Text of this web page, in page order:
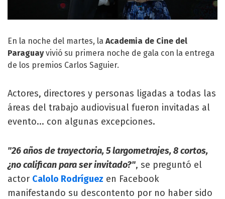
En la noche del martes, la Academia de Cine del
Paraguayvivió su primera noche de gala con la entrega
de los premios Carlos Saguier.
Actores, directores y personas ligadas a todas las
áreas del trabajo audiovisual fueron invitadas al
evento... con algunas excepciones.
"26 años de trayectoria, 5 largometrajes, 8 cortos,
¿no califican para ser invitado?", se preguntó el
actor Calolo Rodríguez en Facebook
manifestando su descontento por no haber sido